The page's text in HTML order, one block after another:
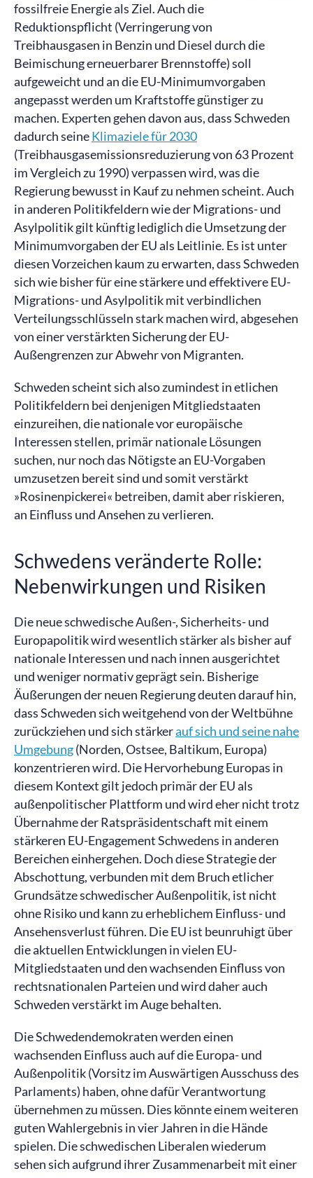
fossilfreie Energie als Ziel. Auch die
Reduktionspflicht (Verringerung von
Treibhausgasen in Benzin und Diesel durch die
Beimischung erneuerbarer Brennstoffe) soll
aufgeweicht und an die EU-Minimumvorgaben
angepasst werden um Kraftstoffe günstiger zu
machen. Experten gehen davon aus, dass Schweden
dadurch seineKlimaziele für 2030
(Treibhausgasemissionsreduzierung von 63 Prozent
im Vergleich zu 1990) verpassen wird, was die
Regierung bewusst in Kauf zu nehmen scheint. Auch
in anderen Politikfeldern wie der Migrations- und
Asylpolitik gilt künftig lediglich die Umsetzung der
Minimumvorgaben der EU als Leitlinie. Es ist unter
diesen Vorzeichen kaum zu erwarten, dass Schweden
sich wie bisher für eine stärkere und effektivere EU-
Migrations- und Asylpolitik mit verbindlichen
Verteilungsschlüsseln stark machen wird, abgesehen
von einer verstärkten Sicherung der EU-
Außengrenzen zur Abwehr von Migranten.
Schweden scheint sich also zumindest in etlichen
Politikfeldern bei denjenigen Mitgliedstaaten
einzureihen, die nationale vor europäische
Interessen stellen, primär nationale Lösungen
suchen, nur noch das Nötigste an EU-Vorgaben
umzusetzen bereit sind und somit verstärkt
»Rosinenpickerei« betreiben, damit aber riskieren,
an Einfluss und Ansehen zu verlieren.
Schwedens veränderte Rolle:
Nebenwirkungen und Risiken
Die neue schwedische Außen-, Sicherheits- und
Europapolitik wird wesentlich stärker als bisher auf
nationale Interessen und nach innen ausgerichtet
und weniger normativ geprägt sein. Bisherige
Äußerungen der neuen Regierung deuten darauf hin,
dass Schweden sich weitgehend von der Weltbühne
zurückziehen und sich stärkerauf sich und seine nahe
Umgebung(Norden, Ostsee, Baltikum, Europa)
konzentrieren wird. Die Hervorhebung Europas in
diesem Kontext gilt jedoch primär der EU als
außenpolitischer Plattform und wird eher nicht trotz
Übernahme der Ratspräsidentschaft mit einem
stärkeren EU-Engagement Schwedens in anderen
Bereichen einhergehen. Doch diese Strategie der
Abschottung, verbunden mit dem Bruch etlicher
Grundsätze schwedischer Außenpolitik, ist nicht
ohne Risiko und kann zu erheblichem Einfluss- und
Ansehensverlust führen. Die EU ist beunruhigt über
die aktuellen Entwicklungen in vielen EU-
Mitgliedstaaten und den wachsenden Einfluss von
rechtsnationalen Parteien und wird daher auch
Schweden verstärkt im Auge behalten.
Die Schwedendemokraten werden einen
wachsenden Einfluss auch auf die Europa- und
Außenpolitik (Vorsitz im Auswärtigen Ausschuss des
Parlaments) haben, ohne dafür Verantwortung
übernehmen zu müssen. Dies könnte einem weiteren
guten Wahlergebnis in vier Jahren in die Hände
spielen. Die schwedischen Liberalen wiederum
sehen sich aufgrund ihrer Zusammenarbeit mit einer